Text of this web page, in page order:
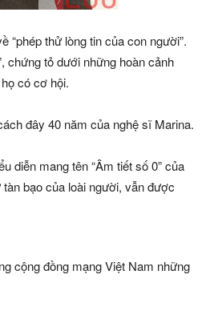
“phép thử lòng tin của con người”.
chứng tỏ dưới những hoàn cảnh
có cơ hội.
đây 40 năm của nghệ sĩ Marina.
diễn mang tên “Âm tiết số 0” của
bạo của loài người, vẫn được
cộng đồng mạng Việt Nam những